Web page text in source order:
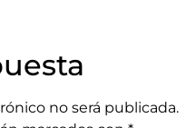
no será publicada.